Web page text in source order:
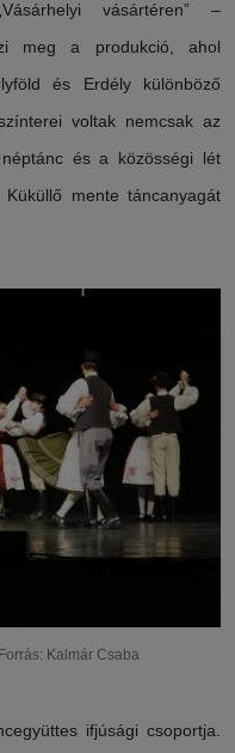
vásártéren” –
meg a produkció, ahol
és Erdély különböző
voltak nemcsak az
és a közösségi lét
mente táncanyagát
Kalmár Csaba
ifjúsági csoportja.